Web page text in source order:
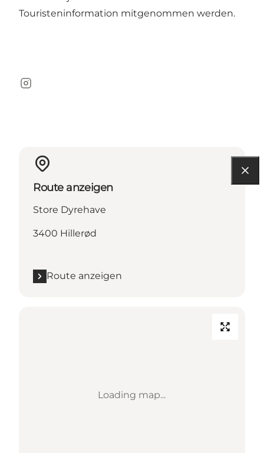
Touristeninformation mitgenommen werden.
Instagram
Route anzeigen
Store Dyrehave
3400 Hillerød
Route anzeigen
Loading map...